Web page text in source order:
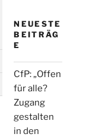
NEUESTE
BEITRÄG
E
CfP: „Offen
für alle?
Zugang
gestalten
in den